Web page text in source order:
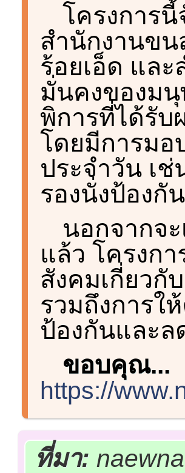
โครงการ
สำนักงานขน
ร้อยเอ็ด แล
มั่นคงของมนุ
พิการที่ได้รับ
โดยมีการมอ
ประจำวัน เ
รองนั่งป้องกั
นอกจากจ
แล้ว โครงก
สังคมเกี่ยวกั
รวมถึงการใ
ป้องกันและ
ขอบคุณ...
https://
ที่มา: